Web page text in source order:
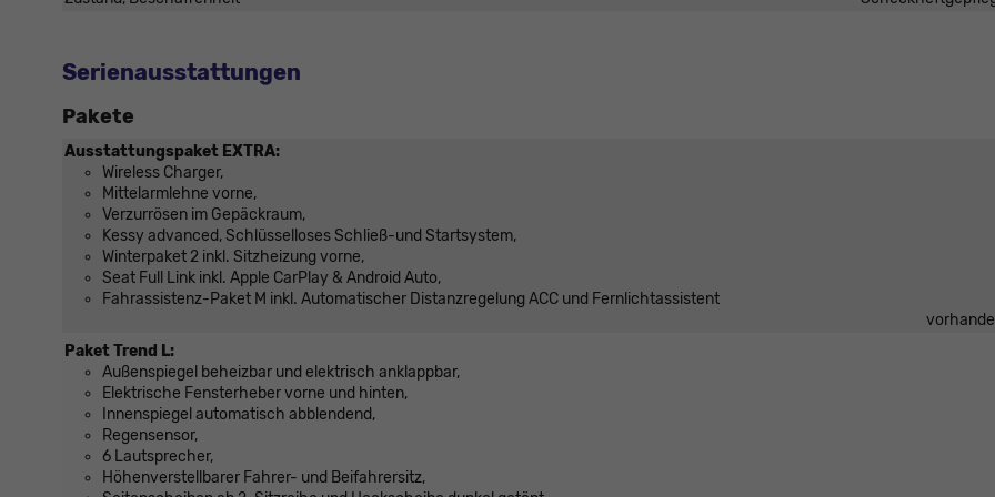
Serienausstattungen
Pakete
Ausstattungspaket EXTRA:
Wireless Charger,
Mittelarmlehne vorne,
Verzurrösen im Gepäckraum,
Kessy advanced, Schlüsselloses Schließ-und Startsystem,
Winterpaket 2 inkl. Sitzheizung vorne,
Seat Full Link inkl. Apple CarPlay & Android Auto,
Fahrassistenz-Paket M inkl. Automatischer Distanzregelung ACC und Fernlichtassistent
Paket Trend L:
Außenspiegel beheizbar und elektrisch anklappbar,
Elektrische Fensterheber vorne und hinten,
Innenspiegel automatisch abblendend,
Regensensor,
6 Lautsprecher,
Höhenverstellbarer Fahrer- und Beifahrersitz,